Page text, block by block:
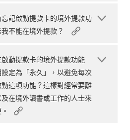
記啟動提款卡的境外提款功
不能在境外提款？
動提款卡的境外提款功能
定為「永久」，以避免每次
這項功能？這樣對經常要離
在境外讀書或工作的人士來